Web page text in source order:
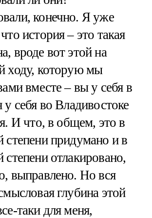
конечно. Я уже
история – это такая
вроде вот этой на
ходу, которую мы
вместе – вы у себя в
себя во Владивостоке
И что, в общем, это в
степени придумано и в
степени отлакировано,
выправлено. Но вся
глубина этой
таки для меня,